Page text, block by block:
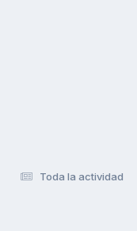
Toda la actividad